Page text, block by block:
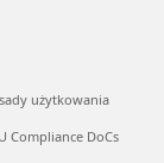
użytkowania
Compliance DoCs